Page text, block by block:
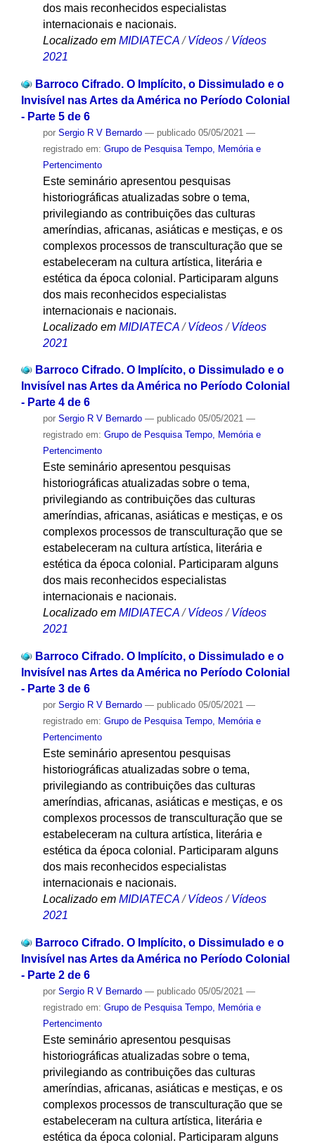
dos mais reconhecidos especialistas
internacionais e nacionais.
Localizado em MIDIATECA /Vídeos /Vídeos
2021
Barroco Cifrado. O Implícito, o Dissimulado e o
Invisível nas Artes da América no Período Colonial
- Parte 5 de 6
por Sergio R V Bernardo — publicado05/05/2021 —
registrado em: Grupo de Pesquisa Tempo, Memória e
Pertencimento
Este seminário apresentou pesquisas
historiográficas atualizadas sobre o tema,
privilegiando as contribuições das culturas
ameríndias, africanas, asiáticas e mestiças, e os
complexos processos de transculturação que se
estabeleceram na cultura artística, literária e
estética da época colonial. Participaram alguns
dos mais reconhecidos especialistas
internacionais e nacionais.
Localizado em MIDIATECA /Vídeos /Vídeos
2021
Barroco Cifrado. O Implícito, o Dissimulado e o
Invisível nas Artes da América no Período Colonial
- Parte 4 de 6
por Sergio R V Bernardo — publicado05/05/2021 —
registrado em: Grupo de Pesquisa Tempo, Memória e
Pertencimento
Este seminário apresentou pesquisas
historiográficas atualizadas sobre o tema,
privilegiando as contribuições das culturas
ameríndias, africanas, asiáticas e mestiças, e os
complexos processos de transculturação que se
estabeleceram na cultura artística, literária e
estética da época colonial. Participaram alguns
dos mais reconhecidos especialistas
internacionais e nacionais.
Localizado em MIDIATECA / Vídeos / Vídeos
2021
Barroco Cifrado. O Implícito, o Dissimulado e o
Invisível nas Artes da América no Período Colonial
- Parte 3 de 6
por Sergio R V Bernardo — publicado05/05/2021 —
registrado em: Grupo de Pesquisa Tempo, Memória e
Pertencimento
Este seminário apresentou pesquisas
historiográficas atualizadas sobre o tema,
privilegiando as contribuições das culturas
ameríndias, africanas, asiáticas e mestiças, e os
complexos processos de transculturação que se
estabeleceram na cultura artística, literária e
estética da época colonial. Participaram alguns
dos mais reconhecidos especialistas
internacionais e nacionais.
Localizado em MIDIATECA /Vídeos /Vídeos
2021
Barroco Cifrado. O Implícito, o Dissimulado e o
Invisível nas Artes da América no Período Colonial
- Parte 2 de 6
por Sergio R V Bernardo — publicado05/05/2021 —
registrado em: Grupo de Pesquisa Tempo, Memória e
Pertencimento
Este seminário apresentou pesquisas
historiográficas atualizadas sobre o tema,
privilegiando as contribuições das culturas
ameríndias, africanas, asiáticas e mestiças, e os
complexos processos de transculturação que se
estabeleceram na cultura artística, literária e
estética da época colonial. Participaram alguns